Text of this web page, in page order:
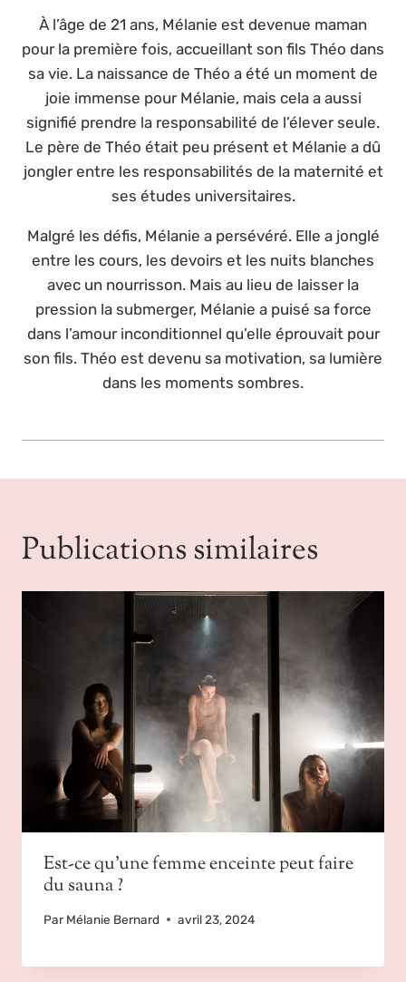
À l’âge de 21 ans, Mélanie est devenue maman
pour la première fois, accueillant son fils Théo dans
sa vie. La naissance de Théo a été un moment de
joie immense pour Mélanie, mais cela a aussi
signifié prendre la responsabilité de l’élever seule.
Le père de Théo était peu présent et Mélanie a dû
jongler entre les responsabilités de la maternité et
ses études universitaires.
Malgré les défis, Mélanie a persévéré. Elle a jonglé
entre les cours, les devoirs et les nuits blanches
avec un nourrisson. Mais au lieu de laisser la
pression la submerger, Mélanie a puisé sa force
dans l’amour inconditionnel qu’elle éprouvait pour
son fils. Théo est devenu sa motivation, sa lumière
dans les moments sombres.
Publications similaires
Est-ce qu’une femme enceinte peut faire
du sauna ?
Par Mélanie Bernard avril 23, 2024